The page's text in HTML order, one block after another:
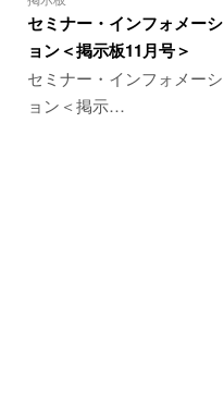
セミナー・インフォメーシ
ョン＜掲示板11月号＞
セミナー・インフォメーシ
ョン＜掲示…